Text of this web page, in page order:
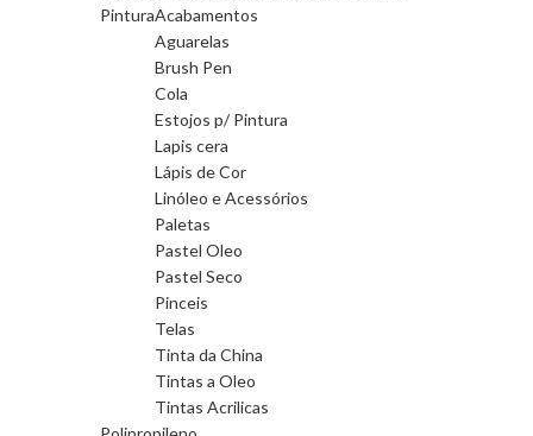
PinturaAcabamentos
Aguarelas
Brush Pen
Cola
Estojos p/ Pintura
Lapis cera
Lápis de Cor
Linóleo e Acessórios
Paletas
Pastel Oleo
Pastel Seco
Pinceis
Telas
Tinta da China
Tintas a Oleo
Tintas Acrilicas